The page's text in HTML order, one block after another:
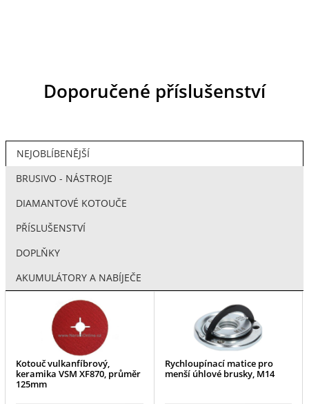
Doporučené příslušenství
NEJOBLÍBENĚJŠÍ
BRUSIVO - NÁSTROJE
DIAMANTOVÉ KOTOUČE
PŘÍSLUŠENSTVÍ
DOPLŇKY
AKUMULÁTORY A NABÍJEČE
Kotouč vulkanfíbrový,
keramika VSM XF870, průměr
125mm
Rychloupínací matice pro
menší úhlové brusky, M14